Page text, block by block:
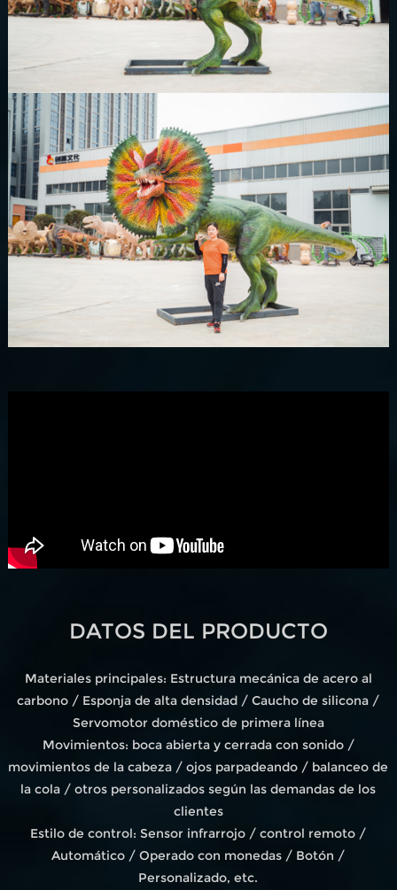
DATOS DEL PRODUCTO
Materiales principales: Estructura mecánica de acero al
carbono / Esponja de alta densidad / Caucho de silicona /
Servomotor doméstico de primera línea
Movimientos: boca abierta y cerrada con sonido /
movimientos de la cabeza / ojos parpadeando / balanceo de
la cola / otros personalizados según las demandas de los
clientes
Estilo de control: Sensor infrarrojo / control remoto /
Automático / Operado con monedas / Botón /
Personalizado, etc.